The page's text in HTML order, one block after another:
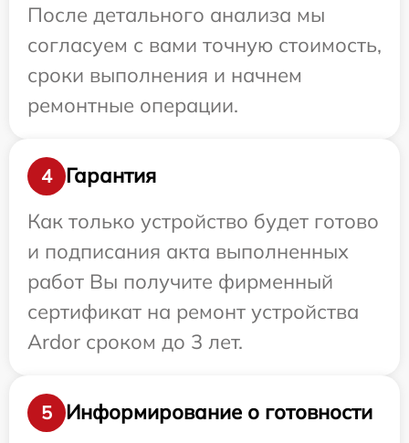
После детального анализа мы
согласуем с вами точную стоимость,
сроки выполнения и начнем
ремонтные операции.
4
Гарантия
Как только устройство будет готово
и подписания акта выполненных
работ Вы получите фирменный
сертификат на ремонт устройства
Ardor сроком до 3 лет.
5
Информирование о готовности